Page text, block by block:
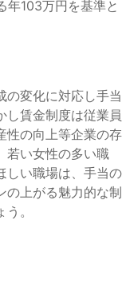
年103万円を基準と
の変化に対応し手当
し賃金制度は従業員
性の向上等企業の存
若い女性の多い職
しい職場は、手当の
の上がる魅力的な制
。